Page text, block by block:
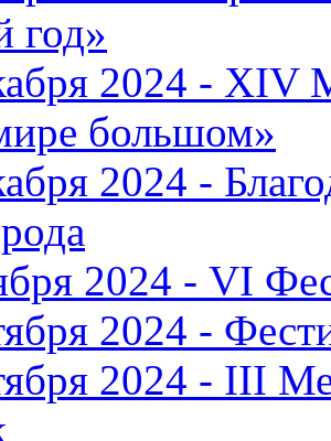
год»
2024 - XIV
большом»
2024 -
2024 - VI
2024 -
2024 - III